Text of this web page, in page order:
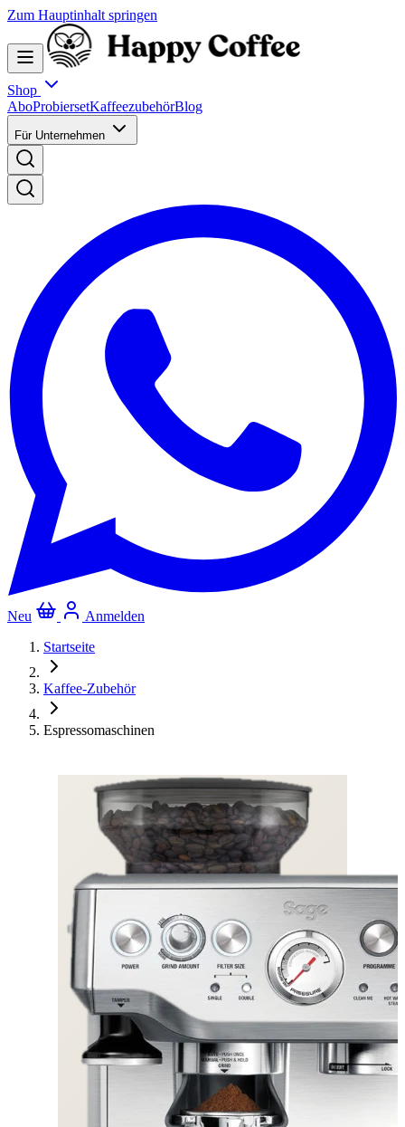
Zum Hauptinhalt springen
Shop
AboProbiersetKaffeezubehörBlog
Für Unternehmen
Neu
Anmelden
Startseite
Kaffee-Zubehör
Espressomaschinen